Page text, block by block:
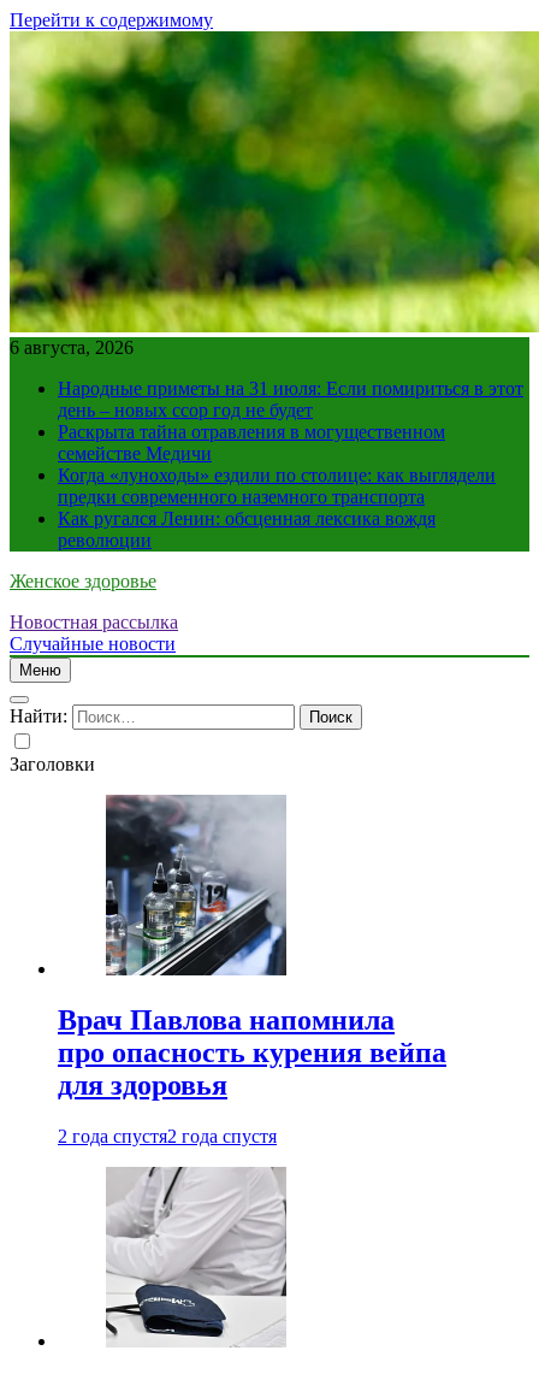
Перейти к содержимому
6 августа, 2026
Народные приметы на 31 июля: Если помириться в этот
день – новых ссор год не будет
Раскрыта тайна отравления в могущественном
семействе Медичи
Когда «луноходы» ездили по столице: как выглядели
предки современного наземного транспорта
Как ругался Ленин: обсценная лексика вождя
революции
Женское здоровье
Новостная рассылка
Случайные новости
Меню
Найти:
Заголовки
Врач Павлова напомнила
про опасность курения вейпа
для здоровья
2 года спустя2 года спустя